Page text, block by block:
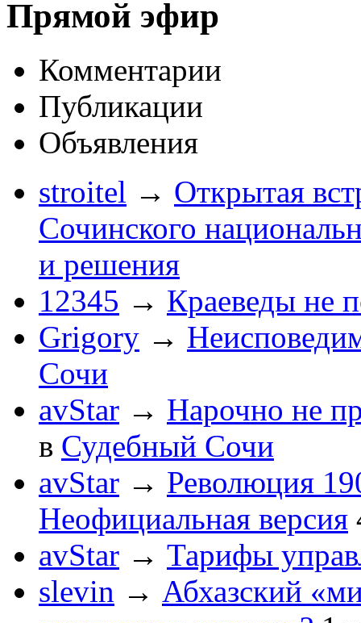
Прямой эфир
Комментарии
Публикации
Объявления
stroitel → Открытая
Сочинского
и решения
12345 → Краеведы не
Grigory →
Сочи
avStar → Нарочно не
в Судебный Сочи
avStar → Революция
Неофициальная версия
avStar → Тарифы
slevin → Абхазский